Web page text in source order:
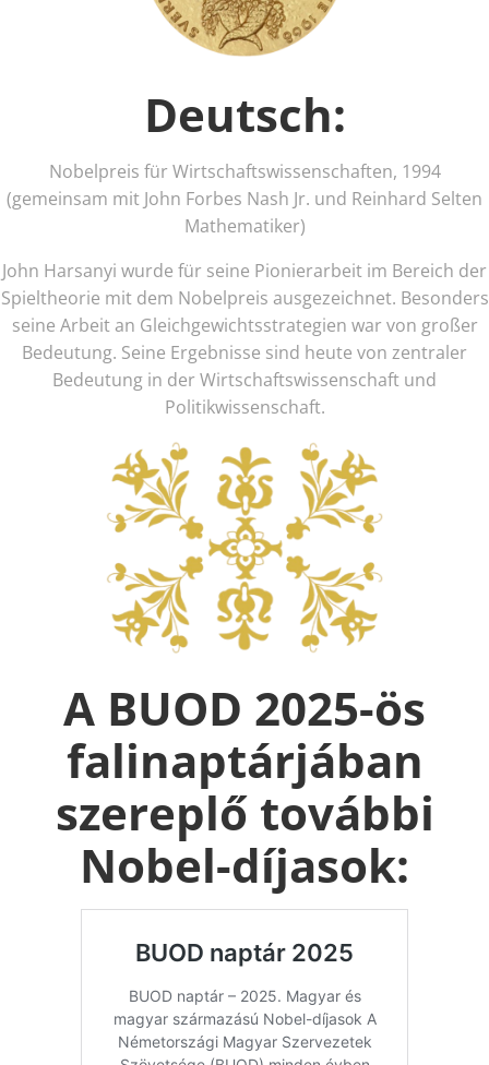
Deutsch:
Nobelpreis für Wirtschaftswissenschaften, 1994
(gemeinsam mit John Forbes Nash Jr. und Reinhard Selten
Mathematiker)
John Harsanyi wurde für seine Pionierarbeit im Bereich der
Spieltheorie mit dem Nobelpreis ausgezeichnet. Besonders
seine Arbeit an Gleichgewichtsstrategien war von großer
Bedeutung. Seine Ergebnisse sind heute von zentraler
Bedeutung in der Wirtschaftswissenschaft und
Politikwissenschaft.
A BUOD 2025-ös
falinaptárjában
szereplő további
Nobel-díjasok: